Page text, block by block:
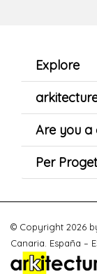
Explore
Are you
Per
© Copyright 2026
Canaria. España –